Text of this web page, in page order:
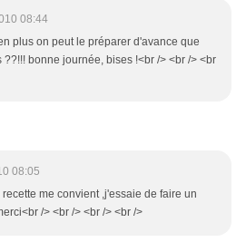
08:44
plus on peut le préparer d'avance que
bonne journée, bises !<br /> <br /> <br
08:05
recette me convient ,j'essaie de faire un
/> <br /> <br /> <br />